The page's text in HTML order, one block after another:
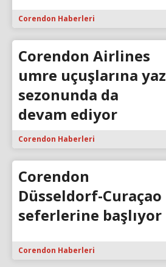
Corendon Haberleri
Corendon Airlines
umre uçuşlarına yaz
sezonunda da
devam ediyor
Corendon Haberleri
Corendon
Düsseldorf-Curaçao
seferlerine başlıyor
Corendon Haberleri